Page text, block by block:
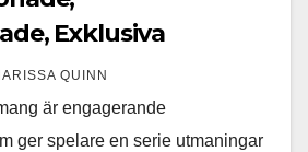
Exklusiva
QUINN
är engagerande
ger spelare en serie utmaningar